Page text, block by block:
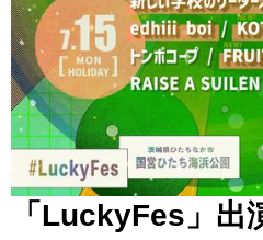
「LuckyFes」出